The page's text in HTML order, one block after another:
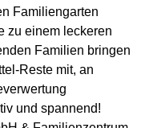
Familiengarten
zu einem leckeren
Familien bringen
Reste mit, an
und spannend!